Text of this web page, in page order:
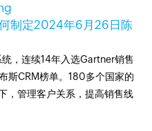
制定2024年6月26日 陈
，连续14年入选Gartner销售
斯CRM榜单。180多个国家的
，管理客户关系，提高销售线